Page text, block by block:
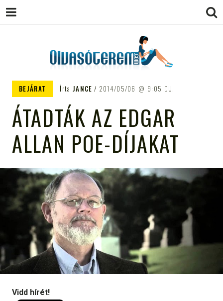
OLVASÓTEREM.COM – AZ
EGÉSZSÉGES OLVASÁS
TÁMOGATÓJA
BEJÁRAT Írta JANCE 2014/05/06 9:05 DU.
ÁTADTÁK AZ EDGAR
ALLAN POE-DÍJAKAT
Vidd hírét!